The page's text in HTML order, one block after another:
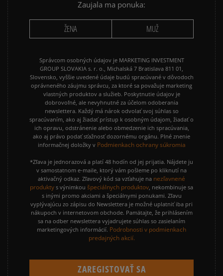
Zaujala ma ponuka:
ŽENA MUŽ
Správcom osobných údajov je MARKETING INVESTMENT
GROUP SLOVAKIA s. r. o., Michalská 7 Bratislava 811 01,
Slovensko, vyššie uvedené údaje budú spracúvané v dôvodoch
oprávneného záujmu správcu, za ktoré sa považuje marketing
vlastných produktov a služieb. Poskytnutie údajov je
dobrovoľné, ale nevyhnutné za účelom odoberania
newslettera. Každý má nárok odvolať svoj súhlas so
spracúvaním, ako aj žiadať prístup k osobným údajom, žiadať o
ich opravu, odstránenie alebo obmedzenie ich spracúvania,
ako aj právo podať sťažnosť dozornému orgánu. Plné znenie
informačnej doložky v Podmienkach ochrany súkromia
*Zľava je jednorazová a platí 48 hodín od jej prijatia. Nájdete ju
v samostatnom e-maile, ktorý vám pošleme po kliknutí na
aktivačný odkaz. Zľavový kód sa vzťahuje na nezľavnené
produkty s výnimkou špeciálnych produktov, nekombinuje sa
s inými promo akciami a špeciálnymi ponukami. Zľavu
vyplývajúcu zo zápisu do Newslettera je možné uplatniť iba pri
nákupoch v internetovom obchode. Pamätajte, že prihlásením
sa na odber newslettera vyjadrujete súhlas so zasielaním
marketingových informácií. Podrobnosti v podmienkach
predajných akcií.